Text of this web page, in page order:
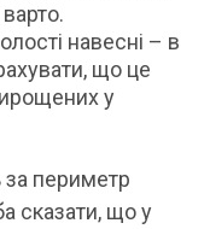
навесні – в
що це
у
за периметр
сказати, що у